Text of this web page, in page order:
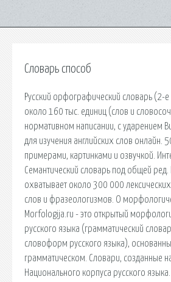
Словарь способ
Русский орфографический словарь (2-
около 160 тыс. единиц (слов и
нормативном написании, с ударением
для изучения английских слов онлайн.
примерами, картинками и озвучкой.
Семантический словарь под общей
охватывает около 300 000
слов и фразеологизмов. О
Morfologija.ru - это открытый
русского языка (грамматический
словоформ русского языка),
грамматическом. Словари, созданные
Национального корпуса русского